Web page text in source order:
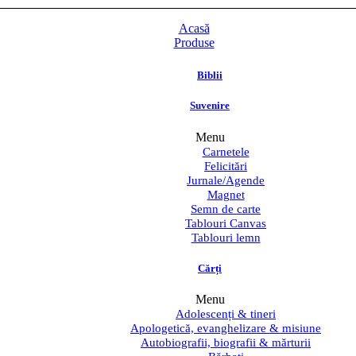
Acasă
Produse
Biblii
Suvenire
Menu
Carnetele
Felicitări
Jurnale/Agende
Magnet
Semn de carte
Tablouri Canvas
Tablouri lemn
Cărți
Menu
Adolescenți & tineri
Apologetică, evanghelizare & misiune
Autobiografii, biografii & mărturii